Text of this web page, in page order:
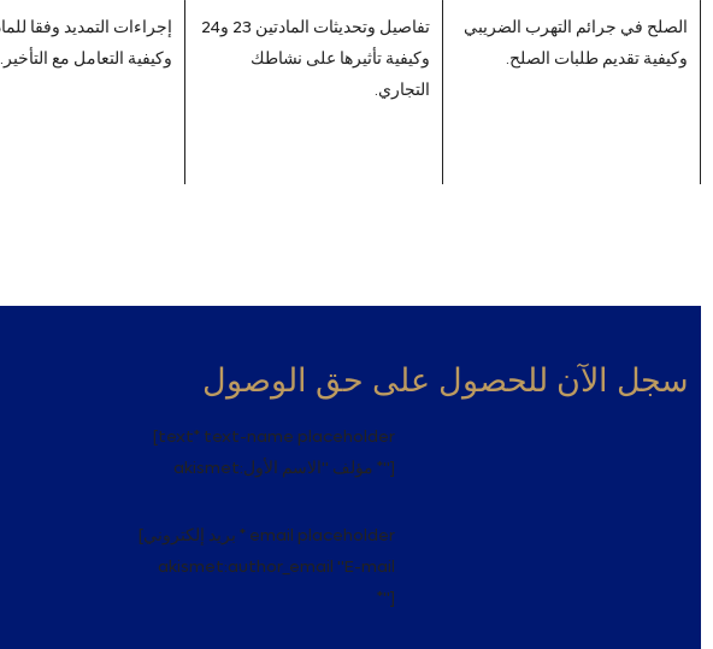
الصلح في جرائم التهرب الضريبي
وكيفية تقديم طلبات الصلح.
تفاصيل وتحديثات المادتين 23 و24
وكيفية تأثيرها على نشاطك
التجاري.
وكيفية التعامل مع التأخير.
سجل الآن للحصول على حق الوصول
[text* text-name placeholder
akismet:مؤلف "الاسم الأول *"]
[بريد إلكتروني * email placeholder
akismet:author_email "E-mail
*"]